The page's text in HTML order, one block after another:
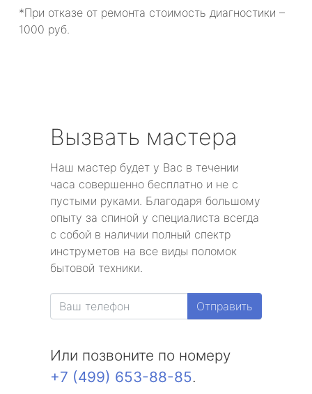
*При отказе от ремонта стоимость диагностики –
1000 руб.
Вызвать мастера
Наш мастер будет у Вас в течении
часа совершенно бесплатно и не с
пустыми руками. Благодаря большому
опыту за спиной у специалиста всегда
с собой в наличии полный спектр
инструметов на все виды поломок
бытовой техники.
Отправить
Или позвоните по номеру
+7 (499) 653-88-85.